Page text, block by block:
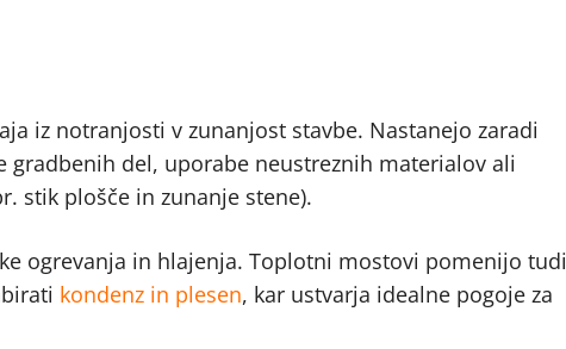
iz notranjosti v zunanjost stavbe. Nastanejo zaradi
gradbenih del, uporabe neustreznih materialov ali
stik plošče in zunanje stene).
ogrevanja in hlajenja. Toplotni mostovi pomenijo tudi
kondenz in plesen, kar ustvarja idealne pogoje za